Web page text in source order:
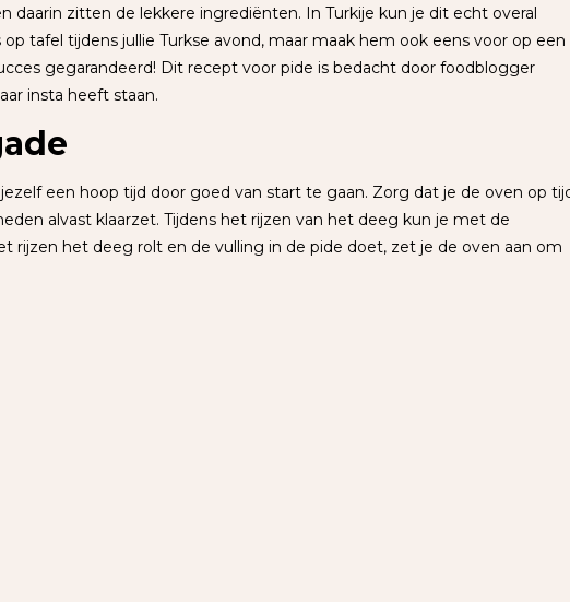
daarin zitten de lekkere ingrediënten. In Turkije kun je dit echt overal
tafel tijdens jullie Turkse avond, maar maak hem ook eens voor op een
gegarandeerd! Dit recept voor pide is bedacht door foodblogger
insta heeft staan.
een hoop tijd door goed van start te gaan. Zorg dat je de oven op
alvast klaarzet. Tijdens het rijzen van het deeg kun je met de
rijzen het deeg rolt en de vulling in de pide doet, zet je de oven aan om